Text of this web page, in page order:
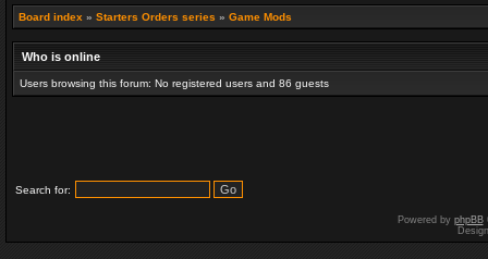
Board index » Starters Orders series » Game Mods
Who is online
Users browsing this forum: No registered users and 86 guests
Search for:
Powered by phpBB